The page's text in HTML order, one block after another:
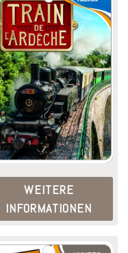
WEITERE
INFORMATIONEN